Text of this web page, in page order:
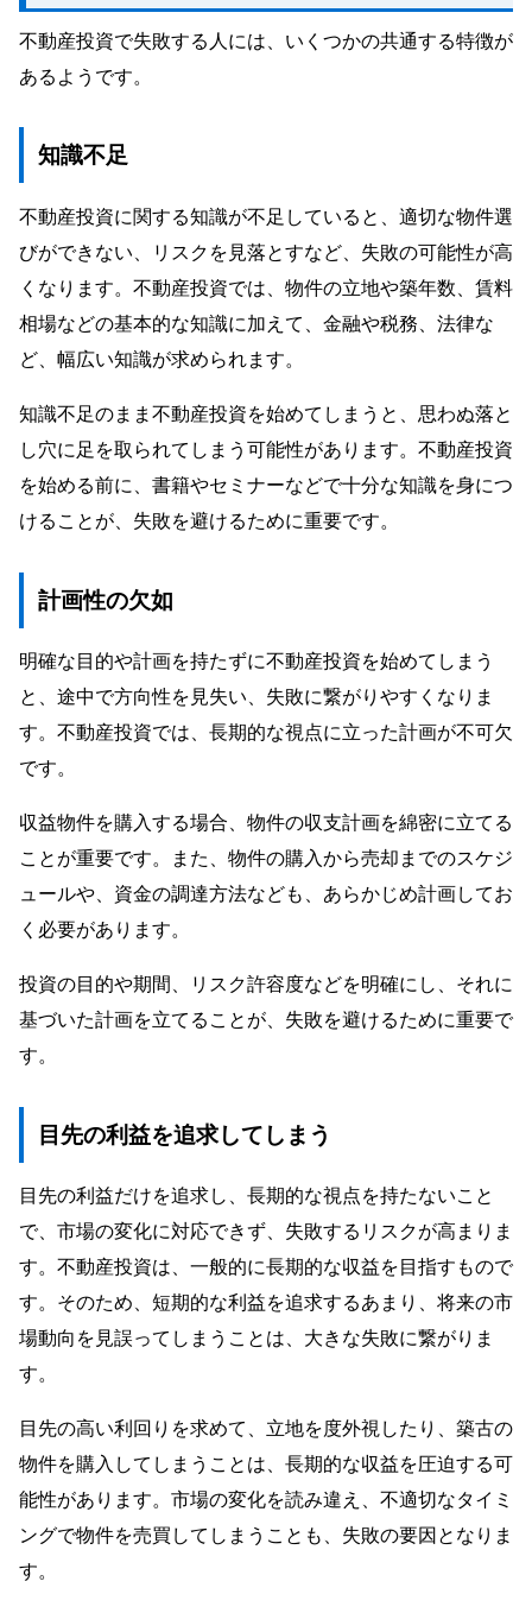
不動産投資で失敗する人には、いくつかの共通する特徴が
あるようです。
知識不足
不動産投資に関する知識が不足していると、適切な物件選
びができない、リスクを見落とすなど、失敗の可能性が高
くなります。不動産投資では、物件の立地や築年数、賃料
相場などの基本的な知識に加えて、金融や税務、法律な
ど、幅広い知識が求められます。
知識不足のまま不動産投資を始めてしまうと、思わぬ落と
し穴に足を取られてしまう可能性があります。不動産投資
を始める前に、書籍やセミナーなどで十分な知識を身につ
けることが、失敗を避けるために重要です。
計画性の欠如
明確な目的や計画を持たずに不動産投資を始めてしまう
と、途中で方向性を見失い、失敗に繋がりやすくなりま
す。不動産投資では、長期的な視点に立った計画が不可欠
です。
収益物件を購入する場合、物件の収支計画を綿密に立てる
ことが重要です。また、物件の購入から売却までのスケジ
ュールや、資金の調達方法なども、あらかじめ計画してお
く必要があります。
投資の目的や期間、リスク許容度などを明確にし、それに
基づいた計画を立てることが、失敗を避けるために重要で
す。
目先の利益を追求してしまう
目先の利益だけを追求し、長期的な視点を持たないこと
で、市場の変化に対応できず、失敗するリスクが高まりま
す。不動産投資は、一般的に長期的な収益を目指すもので
す。そのため、短期的な利益を追求するあまり、将来の市
場動向を見誤ってしまうことは、大きな失敗に繋がりま
す。
目先の高い利回りを求めて、立地を度外視したり、築古の
物件を購入してしまうことは、長期的な収益を圧迫する可
能性があります。市場の変化を読み違え、不適切なタイミ
ングで物件を売買してしまうことも、失敗の要因となりま
す。